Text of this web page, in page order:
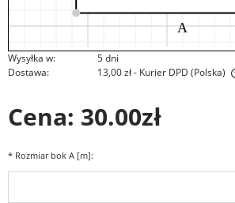
Wysyłka w:
5 dni
Dostawa:
13,00 zł- Kurier DPD (Polska)
Cena nie zawiera ewentualnych kosztów
Cena: 30.00zł
* Rozmiar bok A [m]: